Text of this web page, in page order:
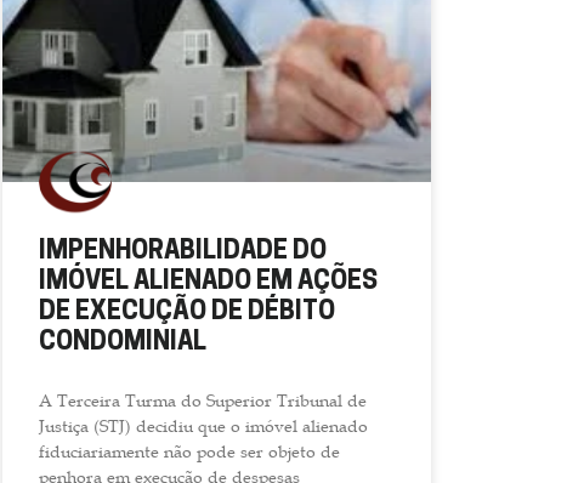
IMPENHORABILIDADE DO
IMÓVEL ALIENADO EM AÇÕES
DE EXECUÇÃO DE DÉBITO
CONDOMINIAL
A Terceira Turma do Superior Tribunal de
Justiça (STJ) decidiu que o imóvel alienado
fiduciariamente não pode ser objeto de
penhora em execução de despesas